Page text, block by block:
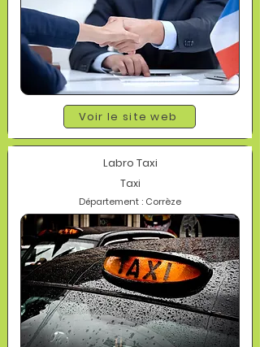
Voir le site web
Labro Taxi
Taxi
Département : Corrèze